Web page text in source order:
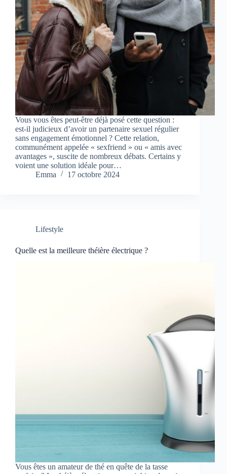
Vous vous êtes peut-être déjà posé cette question :
est-il judicieux d’avoir un partenaire sexuel régulier
sans engagement émotionnel ? Cette relation,
communément appelée « sexfriend » ou « amis avec
avantages », suscite de nombreux débats. Certains y
voient une solution idéale pour…
Emma
17 octobre 2024
Lifestyle
Quelle est la meilleure théière électrique ?
Vous êtes un amateur de thé en quête de la tasse